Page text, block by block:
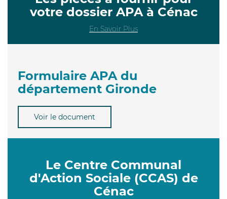
votre dossier APA à Cénac
En Savoir Plus
Formulaire APA du
département Gironde
Voir le document
Le Centre Communal
d'Action Sociale (CCAS) de
Cénac